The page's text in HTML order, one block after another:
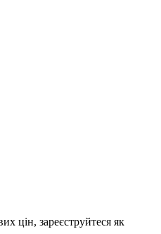
цін, зареєструйтеся як